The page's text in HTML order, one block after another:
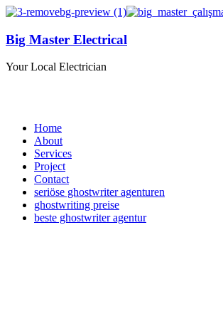
Big Master Electrical
Your Local Electrician
Home
About
Services
Project
Contact
seriöse ghostwriter agenturen
ghostwriting preise
beste ghostwriter agentur